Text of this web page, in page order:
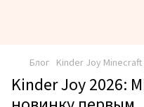
Блог Kinder Joy
Kinder Joy 2026: